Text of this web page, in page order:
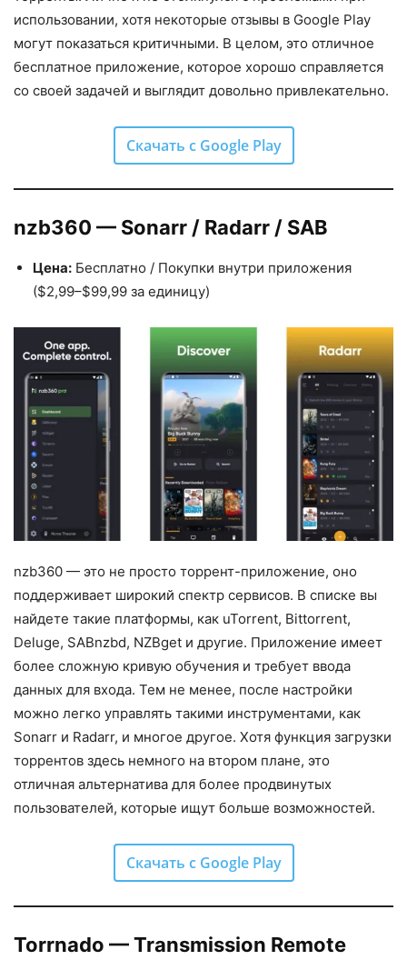
использовании, хотя некоторые отзывы в Google Play
могут показаться критичными. В целом, это отличное
бесплатное приложение, которое хорошо справляется
со своей задачей и выглядит довольно привлекательно.
Скачать с Google Play
nzb360 — Sonarr / Radarr / SAB
Цена: Бесплатно / Покупки внутри приложения
($2,99–$99,99 за единицу)
nzb360 — это не просто торрент-приложение, оно
поддерживает широкий спектр сервисов. В списке вы
найдете такие платформы, как uTorrent, Bittorrent,
Deluge, SABnzbd, NZBget и другие. Приложение имеет
более сложную кривую обучения и требует ввода
данных для входа. Тем не менее, после настройки
можно легко управлять такими инструментами, как
Sonarr и Radarr, и многое другое. Хотя функция загрузки
торрентов здесь немного на втором плане, это
отличная альтернатива для более продвинутых
пользователей, которые ищут больше возможностей.
Скачать с Google Play
Torrnado — Transmission Remote